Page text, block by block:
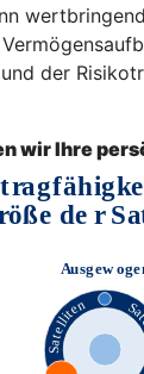
der
wir Ihre